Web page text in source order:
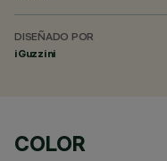
DISEÑADO POR
iGuzzini
COLOR